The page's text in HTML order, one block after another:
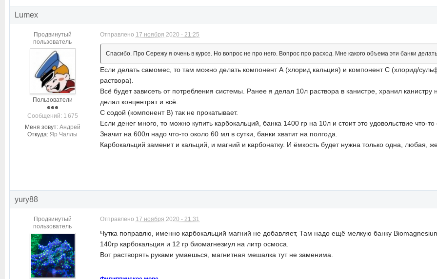
Lumex
Продвинутый
пользователь
Пользователи
Cообщений: 1 675
Меня зовут: Андрей
Откуда: Яр Чаллы
Отправлено 17 ноября 2020 - 21:25
Спасибо. Про Сережу я очень в курсе. Но вопрос не про него. Вопрос про расход. Мне какого объема эти банки
Если делать самомес, то там можно делать компонент А (хлорид кальция) и компонент С (хлорид/
раствора).
Всё будет зависеть от потребления системы. Ранее я делал 10л раствора в канистре, хранил
делал концентрат и всё.
С содой (компонент В) так не прокатывает.
Если денег много, то можно купить карбокальций, банка 1400 гр на 10л и стоит это удовольствие что-
Значит на 600л надо что-то около 60 мл в сутки, банки хватит на полгода.
Карбокальций заменит и кальций, и магний и карбонатку. И ёмкость будет нужна только одна, любая,
yury88
Продвинутый
пользователь
Отправлено 17 ноября 2020 - 21:31
Чутка поправлю, именно карбокальций магний не добавляет, Там надо ещё мелкую банку
140гр карбокальция и 12 гр биомагнезиул на литр осмоса.
Вот растворять руками умаешься, магнитная мешалка тут не заменима.